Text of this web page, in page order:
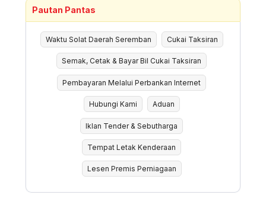
Pautan Pantas
Waktu Solat Daerah Seremban Cukai Taksiran
Semak, Cetak & Bayar Bil Cukai Taksiran
Pembayaran Melalui Perbankan Internet
Hubungi Kami Aduan
Iklan Tender & Sebutharga
Tempat Letak Kenderaan
Lesen Premis Perniagaan